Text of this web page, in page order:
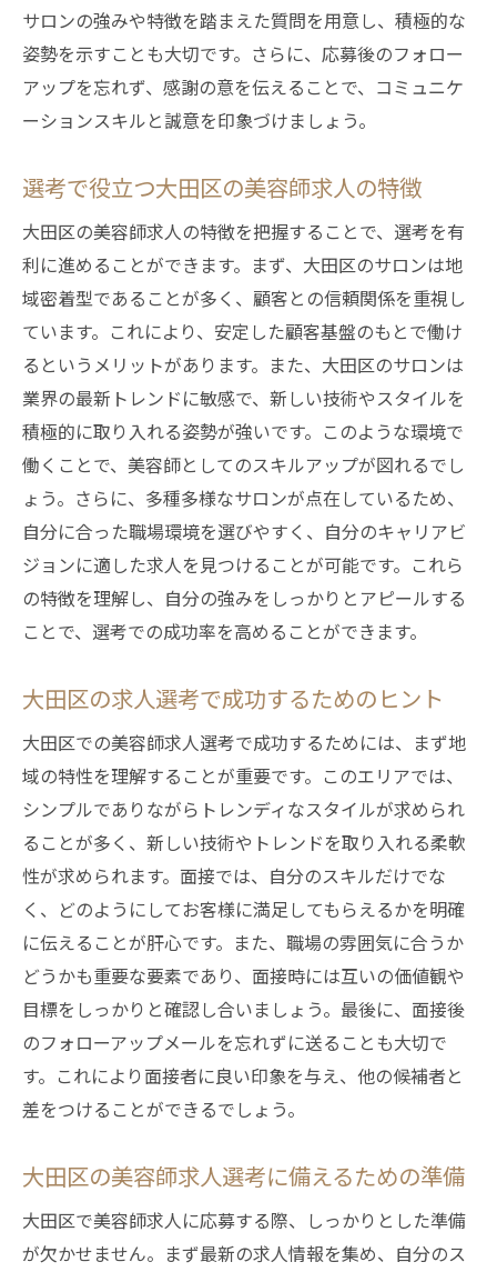
サロンの強みや特徴を踏まえた質問を用意し、積極的な
姿勢を示すことも大切です。さらに、応募後のフォロー
アップを忘れず、感謝の意を伝えることで、コミュニケ
ーションスキルと誠意を印象づけましょう。
選考で役立つ大田区の美容師求人の特徴
大田区の美容師求人の特徴を把握することで、選考を有
利に進めることができます。まず、大田区のサロンは地
域密着型であることが多く、顧客との信頼関係を重視し
ています。これにより、安定した顧客基盤のもとで働け
るというメリットがあります。また、大田区のサロンは
業界の最新トレンドに敏感で、新しい技術やスタイルを
積極的に取り入れる姿勢が強いです。このような環境で
働くことで、美容師としてのスキルアップが図れるでし
ょう。さらに、多種多様なサロンが点在しているため、
自分に合った職場環境を選びやすく、自分のキャリアビ
ジョンに適した求人を見つけることが可能です。これら
の特徴を理解し、自分の強みをしっかりとアピールする
ことで、選考での成功率を高めることができます。
大田区の求人選考で成功するためのヒント
大田区での美容師求人選考で成功するためには、まず地
域の特性を理解することが重要です。このエリアでは、
シンプルでありながらトレンディなスタイルが求められ
ることが多く、新しい技術やトレンドを取り入れる柔軟
性が求められます。面接では、自分のスキルだけでな
く、どのようにしてお客様に満足してもらえるかを明確
に伝えることが肝心です。また、職場の雰囲気に合うか
どうかも重要な要素であり、面接時には互いの価値観や
目標をしっかりと確認し合いましょう。最後に、面接後
のフォローアップメールを忘れずに送ることも大切で
す。これにより面接者に良い印象を与え、他の候補者と
差をつけることができるでしょう。
大田区の美容師求人選考に備えるための準備
大田区で美容師求人に応募する際、しっかりとした準備
が欠かせません。まず最新の求人情報を集め、自分のス